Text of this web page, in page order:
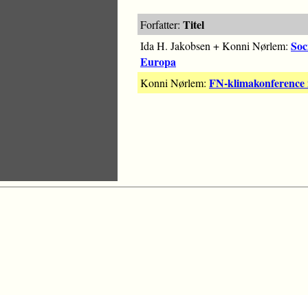
Forfatter: Titel
Ida H. Jakobsen + Konni Nørlem:
Europa
Konni Nørlem: FN-